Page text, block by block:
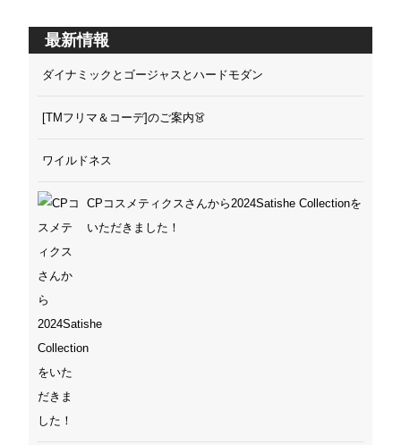
最新情報
ダイナミックとゴージャスとハードモダン
[TMフリマ＆コーデ]のご案内👗
ワイルドネス
CPコスメティクスさんから2024Satishe Collectionを
いただきました！